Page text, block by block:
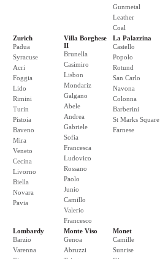
Gunmetal
Leather
Coal
Zurich
Padua
Syracuse
Acri
Foggia
Lido
Rimini
Turin
Pistoia
Baveno
Mira
Veneto
Cecina
Livorno
Biella
Novara
Pavia
Villa Borghese
II
Brunella
Casimiro
Lisbon
Mondariz
Galgano
Abele
Andrea
Gabriele
Sofia
Francesca
Ludovico
Rossano
Paolo
Junio
Camillo
Valerio
Francesco
La Palazzina
Castello
Popolo
Rotund
San Carlo
Navona
Colonna
Barberini
St Marks Square
Farnese
Lombardy
Barzio
Varenna
Monte Viso
Genoa
Abruzzi
Monet
Camille
Sunrise